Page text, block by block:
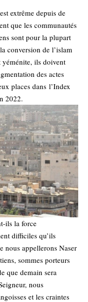
extrême depuis de
que les communautés
sont pour la plupart
conversion de l’islam
ils doivent
des actes
places dans l’Index
2022.
ils la force
difficiles qu’ils
nous appellerons Naser
sommes porteurs
que demain sera
nous
et les craintes